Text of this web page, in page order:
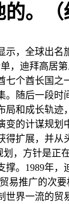
。（
全球出名旅
，迪拜高居
七个酋长国
。随后一段
局和成长轨
变的计谋规划
得扩展，并从
，方针是正
撑。1989年
易推广的次
世界一流的